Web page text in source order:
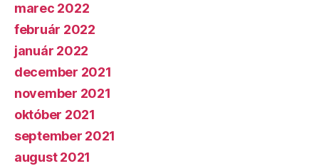
marec 2022
február 2022
január 2022
december 2021
november 2021
október 2021
september 2021
august 2021